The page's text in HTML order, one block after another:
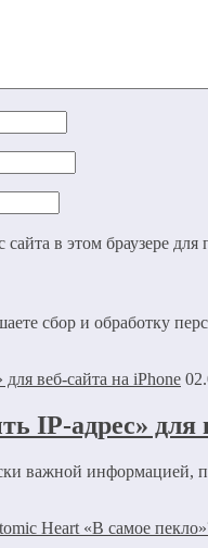
в этом браузере
сбор и обработку
IP-адрес» для
важной